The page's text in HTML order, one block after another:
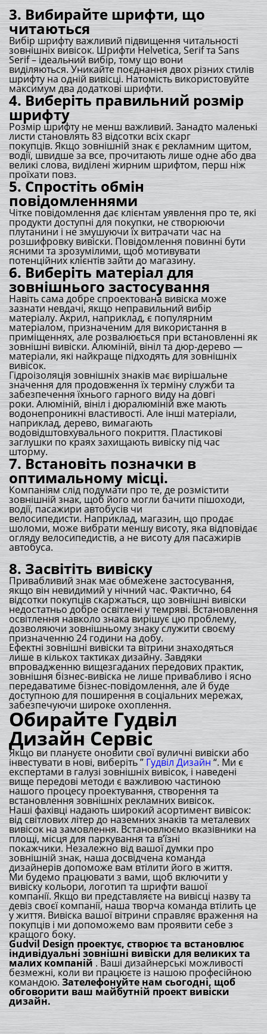
3. Вибирайте шрифти, що
читаються
Вибір шрифту важливий підвищення читальності
зовнішніх вивісок. Шрифти Helvetica, Serif та Sans
Serif – ідеальний вибір, тому що вони
виділяються. Уникайте поєднання двох різних стилів
шрифту на одній вивісці. Натомість використовуйте
максимум два додаткові шрифти.
4. Виберіть правильний розмір
шрифту
Розмір шрифту не менш важливий. Занадто маленькі
листи становлять 83 відсотки всіх скарг
покупців. Якщо зовнішній знак є рекламним щитом,
водії, швидше за все, прочитають лише одне або два
великі слова, виділені жирним шрифтом, перш ніж
проїхати повз.
5. Спростіть обмін
повідомленнями
Чітке повідомлення дає клієнтам уявлення про те, які
продукти доступні для покупки, не створюючи
плутанини і не змушуючи їх витрачати час на
розшифровку вивіски. Повідомлення повинні бути
ясними та зрозумілими, щоб мотивувати
потенційних клієнтів зайти до магазину.
6. Виберіть матеріал для
зовнішнього застосування
Навіть сама добре спроектована вивіска може
зазнати невдачі, якщо неправильний вибір
матеріалу. Акрил, наприклад, є популярним
матеріалом, призначеним для використання в
приміщеннях, але розвалюється при встановленні як
зовнішні вивіски. Алюміній, вініл та дюр-дерево —
матеріали, які найкраще підходять для зовнішніх
вивісок.
Гідроізоляція зовнішніх знаків має вирішальне
значення для продовження їх терміну служби та
забезпечення їхнього гарного виду на довгі
роки. Алюміній, вініл і дюралюміній вже мають
водонепроникні властивості. Але інші матеріали,
наприклад, дерево, вимагають
водовідштовхувального покриття. Пластикові
заглушки по краях захищають вивіску під час
шторму.
7. Встановіть позначки в
оптимальному місці.
Компаніям слід подумати про те, де розмістити
зовнішній знак, щоб його могли бачити пішоходи,
водії, пасажири автобусів чи
велосипедисти. Наприклад, магазин, що продає
шоломи, може вибрати меншу висоту, яка відповідає
огляду велосипедистів, а не висоту для пасажирів
автобуса.
8. Засвітіть вивіску
Привабливий знак має обмежене застосування,
якщо він невидимий у нічний час. Фактично, 64
відсотки покупців скаржаться, що зовнішні вивіски
недостатньо добре освітлені у темряві. Встановлення
освітлення навколо знака вирішує цю проблему,
дозволяючи зовнішньому знаку служити своєму
призначенню 24 години на добу.
Ефектні зовнішні вивіски та вітрини знаходяться
лише в кількох тактиках дизайну. Завдяки
впровадженню вищезгаданих передових практик,
зовнішня бізнес-вивіска не лише привабливо і ясно
передаватиме бізнес-повідомлення, але й буде
доступною для поширення в соціальних мережах,
забезпечуючи широке охоплення.
Обирайте Гудвіл
Дизайн Сервіс
Якщо ви плануєте оновити свої вуличні вивіски або
інвестувати в нові, виберіть ”Гудвіл Дизайн “. Ми є
експертами в галузі зовнішніх вивісок, і наведені
вище передові методи є важливою частиною
нашого процесу проектування, створення та
встановлення зовнішніх рекламних вивісок.
Наші фахівці надають широкий асортимент вивісок:
від світлових літер до наземних знаків та металевих
вивісок на замовлення. Встановлюємо вказівники на
площі, місця для паркування та в’їзні
покажчики. Незалежно від вашої думки про
зовнішній знак, наша досвідчена команда
дизайнерів допоможе вам втілити його в життя.
Ми будемо працювати з вами, щоб включити у
вивіску кольори, логотип та шрифти вашої
компанії. Якщо ви представляєте на вивісці назву та
девіз своєї компанії, наша творча команда втілить це
у життя. Вивіска вашої вітрини справляє враження на
покупців і ми допоможемо вам проявити себе з
кращого боку.
Gudvil Design проектує, створює та встановлює
індивідуальні зовнішні вивіски для великих та
малих компаній. Ваші дизайнерські можливості
безмежні, коли ви працюєте із нашою професійною
командою. Зателефонуйте нам сьогодні, щоб
обговорити ваш майбутній проект вивіски
дизайн.